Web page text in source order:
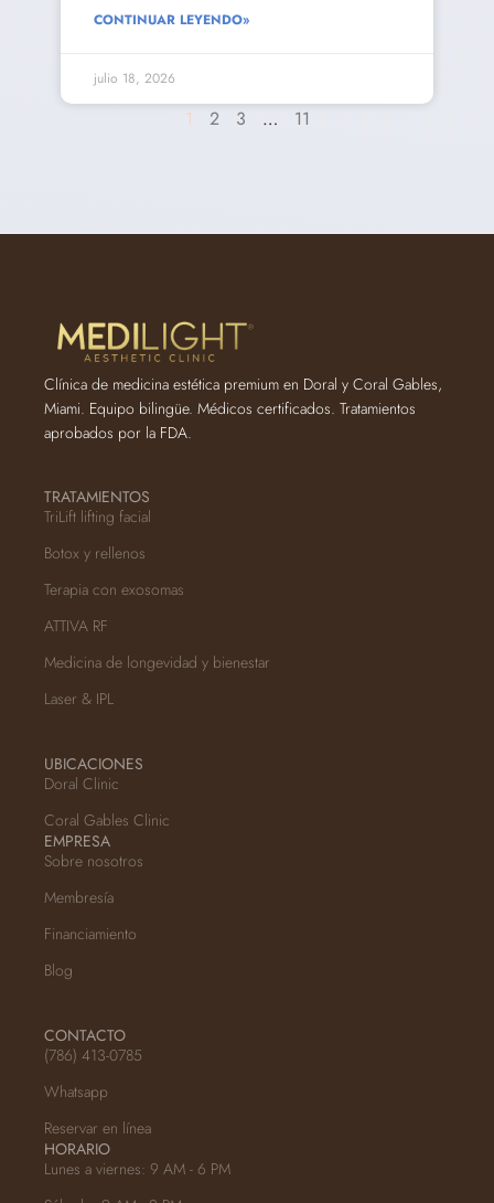
CONTINUAR LEYENDO»
julio 18, 2026
1 2 3 … 11
Clínica de medicina estética premium en Doral y Coral Gables,
Miami. Equipo bilingüe. Médicos certificados. Tratamientos
aprobados por la FDA.
TRATAMIENTOS
TriLift lifting facial
Botox y rellenos
Terapia con exosomas
ATTIVA RF
Medicina de longevidad y bienestar
Laser & IPL
UBICACIONES
Doral Clinic
Coral Gables Clinic
EMPRESA
Sobre nosotros
Membresía
Financiamiento
Blog
CONTACTO
(786) 413-0785
Whatsapp
Reservar en línea
HORARIO
Lunes a viernes: 9 AM - 6 PM